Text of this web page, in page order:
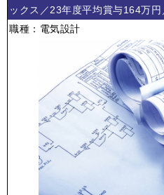
ックス／23年度平均賞与164万
職種：電気設計